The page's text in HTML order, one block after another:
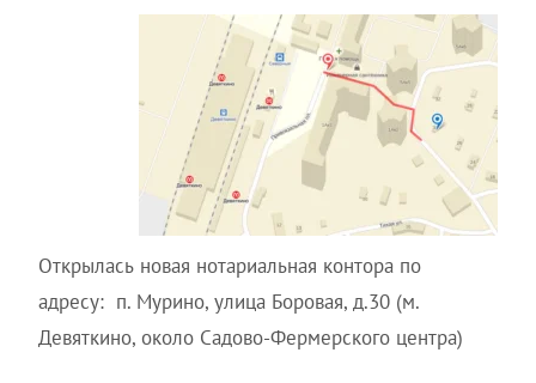
Открылась новая нотариальная контора по
адресу: п. Мурино, улица Боровая, д.30 (м.
Девяткино, около Садово-Фермерского центра)